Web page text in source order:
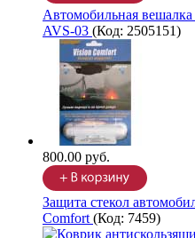
Автомобильная
AVS-03 (Код: 2505151)
800.00 руб.
Защита стекол
Comfort (Код: 7459)